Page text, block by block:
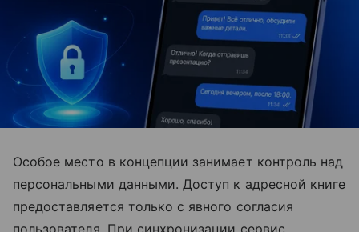
Особое место в концепции занимает контроль над
персональными данными. Доступ к адресной книге
предоставляется только с явного согласия
пользователя. При синхронизации сервис